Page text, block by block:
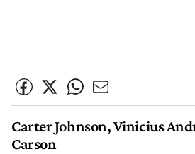
Carter Johnson, Vinicius
Carson